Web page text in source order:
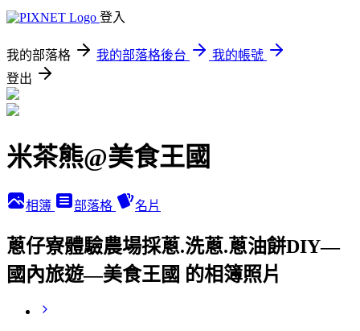
登入
我的部落格 我的部落格後台
我的帳號
登出
米茶熊@美食王國
相簿 部落格 名片
蔥仔寮體驗農場採蔥.洗蔥.蔥油餅DIY—
國內旅遊—美食王國 的相簿照片